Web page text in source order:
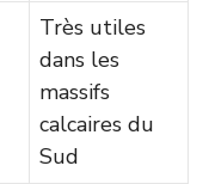
Très utiles
dans les
massifs
calcaires du
Sud